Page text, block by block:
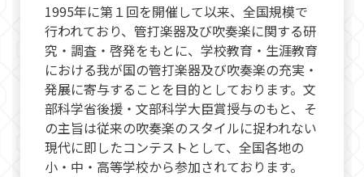
1995年に第１回を開催して以来、全国規模で
行われており、管打楽器及び吹奏楽に関する研
究・調査・啓発をもとに、学校教育・生涯教育
における我が国の管打楽器及び吹奏楽の充実・
発展に寄与することを目的としております。文
部科学省後援・文部科学大臣賞授与のもと、そ
の主旨は従来の吹奏楽のスタイルに捉われない
現代に即したコンテストとして、全国各地の
小・中・高等学校から参加されております。